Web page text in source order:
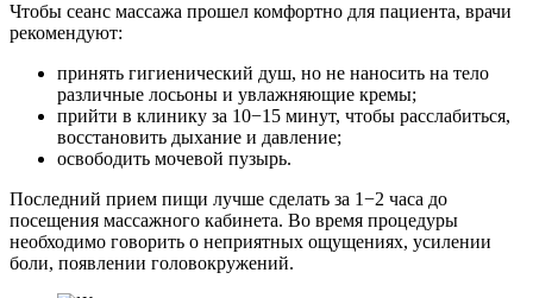
Чтобы сеанс массажа прошел комфортно для пациента, врачи
рекомендуют:
принять гигиенический душ, но не наносить на тело
различные лосьоны и увлажняющие кремы;
прийти в клинику за 10−15 минут, чтобы расслабиться,
восстановить дыхание и давление;
освободить мочевой пузырь.
Последний прием пищи лучше сделать за 1−2 часа до
посещения массажного кабинета. Во время процедуры
необходимо говорить о неприятных ощущениях, усилении
боли, появлении головокружений.